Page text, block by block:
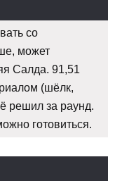
со
может
Салда. 91,51
(шёлк,
решил за раунд.
готовиться.